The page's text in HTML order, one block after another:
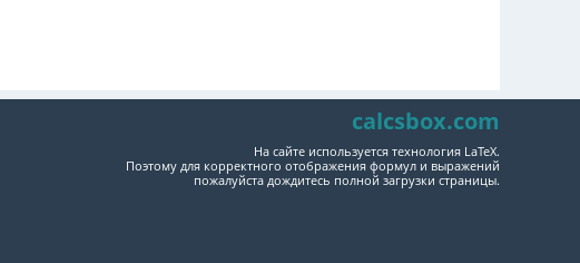
calcsbox.com
На сайте используется технология LaTeX.
Поэтому для корректного отображения формул и выражений
пожалуйста дождитесь полной загрузки страницы.